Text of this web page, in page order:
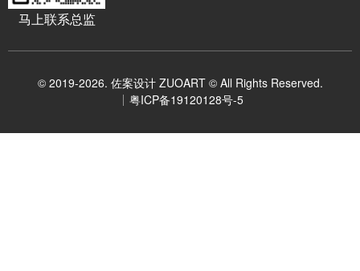
马上联系总监
© 2019-2026. 佐案设计 ZUOART © All Rights Reserved.
粤ICP备19120128号-5